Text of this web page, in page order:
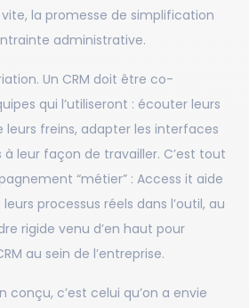
la promesse de simplification
administrative.
Un CRM doit être co-
qui l’utiliseront : écouter leurs
leurs freins, adapter les interfaces
leur façon de travailler. C’est tout
“métier” : Access it aide
processus réels dans l’outil, au
rigide venu d’en haut pour
au sein de l’entreprise.
conçu, c’est celui qu’on a envie